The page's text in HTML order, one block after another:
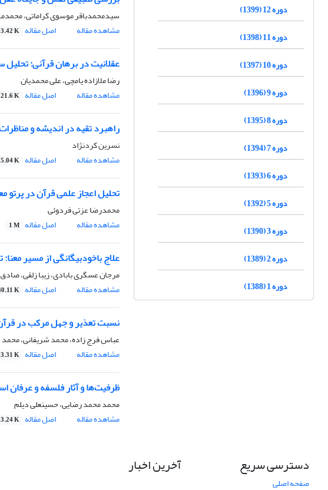
سیدمحمدباقر موسوی کراماتی،
مشاهده مقاله
اصل مقاله K
عقلانیت در برهان قرآنی: تحلیل
رضا ملازاده یامچی، علی محمدیان
مشاهده مقاله
اصل مقاله K
راهبرد تقیه در اندیشه و
نسرین کردنژاد
مشاهده مقاله
اصل مقاله K
تحلیل اعجاز علمی قرآن در پرتو
محمدرضا عزتی فردوئی
مشاهده مقاله
اصل مقاله 1 M
علاج باخودبیگانگی از مسیر
مرجان عسگری بابادی، زیبا زلقی،
مشاهده مقاله
اصل مقاله K
نسبت تعذیر و جهل مرکب در قرآن
عباس فرج زاده، محمد شریفانی،
مشاهده مقاله
اصل مقاله K
ظرفیت‌ها و آثار فلسفه و
محمد محمد رضایی، حسینعلی دیلم
مشاهده مقاله
اصل مقاله K
دوره 12 (1399)
دوره 11 (1398)
دوره 10 (1397)
دوره 9 (1396)
دوره 8 (1395)
دوره 7 (1394)
دوره 6 (1393)
دوره 5 (1392)
دوره 3 (1390)
دوره 2 (1389)
دوره 1 (1388)
دسترسی سریع
صفحه اصلی
آخرین اخبار